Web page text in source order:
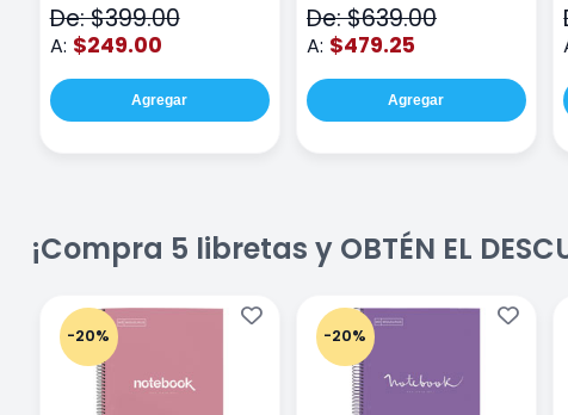
De: $399.00
A: $249.00
Agregar
De: $639.00
A: $479.25
Agregar
¡Compra 5 libretas y OBTÉN EL
-20% -20%